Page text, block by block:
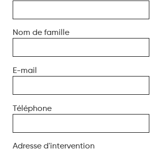
Nom de famille
E-mail
Téléphone
Adresse d'intervention